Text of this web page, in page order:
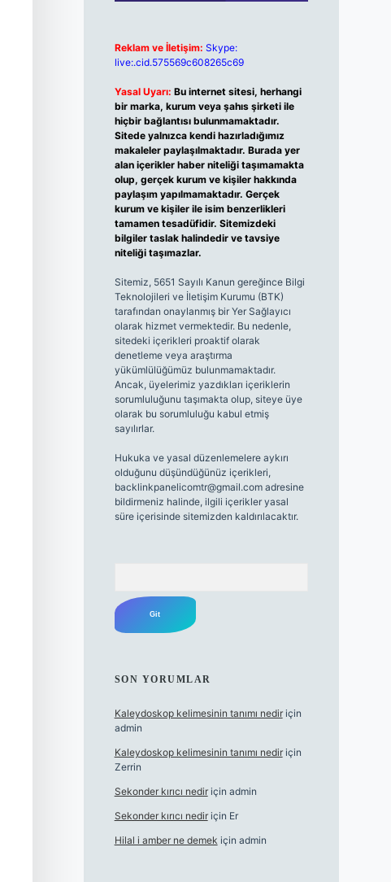
Reklam ve İletişim: Skype:
live:.cid.575569c608265c69
Yasal Uyarı: Bu internet sitesi, herhangi
bir marka, kurum veya şahıs şirketi ile
hiçbir bağlantısı bulunmamaktadır.
Sitede yalnızca kendi hazırladığımız
makaleler paylaşılmaktadır. Burada yer
alan içerikler haber niteliği taşımamakta
olup, gerçek kurum ve kişiler hakkında
paylaşım yapılmamaktadır. Gerçek
kurum ve kişiler ile isim benzerlikleri
tamamen tesadüfidir. Sitemizdeki
bilgiler taslak halindedir ve tavsiye
niteliği taşımazlar.
Sitemiz, 5651 Sayılı Kanun gereğince Bilgi
Teknolojileri ve İletişim Kurumu (BTK)
tarafından onaylanmış bir Yer Sağlayıcı
olarak hizmet vermektedir. Bu nedenle,
sitedeki içerikleri proaktif olarak
denetleme veya araştırma
yükümlülüğümüz bulunmamaktadır.
Ancak, üyelerimiz yazdıkları içeriklerin
sorumluluğunu taşımakta olup, siteye üye
olarak bu sorumluluğu kabul etmiş
sayılırlar.
Hukuka ve yasal düzenlemelere aykırı
olduğunu düşündüğünüz içerikleri,
backlinkpanelicomtr@gmail.comadresine
bildirmeniz halinde, ilgili içerikler yasal
süre içerisinde sitemizden kaldırılacaktır.
SON YORUMLAR
Kaleydoskop kelimesinin tanımı nediriçin
admin
Kaleydoskop kelimesinin tanımı nediriçin
Zerrin
Sekonder kırıcı nediriçin admin
Sekonder kırıcı nediriçin Er
Hilal i amber ne demek için admin